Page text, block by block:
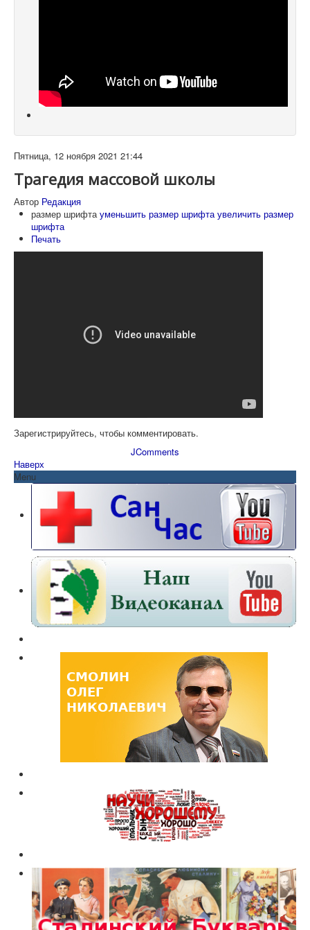
Пятница, 12 ноября 2021 21:44
Трагедия массовой школы
Автор Редакция
размер шрифта уменьшить размер шрифта увеличить размер
шрифта
Печать
Зарегистрируйтесь, чтобы комментировать.
JComments
Наверх
Menu